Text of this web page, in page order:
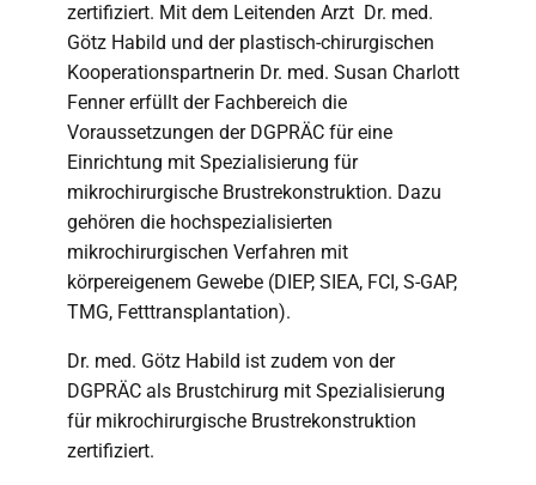
zertifiziert. Mit dem Leitenden Arzt Dr. med.
Götz Habild und der plastisch-chirurgischen
Kooperationspartnerin Dr. med. Susan Charlott
Fenner erfüllt der Fachbereich die
Voraussetzungen der DGPRÄC für eine
Einrichtung mit Spezialisierung für
mikrochirurgische Brustrekonstruktion. Dazu
gehören die hochspezialisierten
mikrochirurgischen Verfahren mit
körpereigenem Gewebe (DIEP, SIEA, FCI, S-GAP,
TMG, Fetttransplantation).
Dr. med. Götz Habild ist zudem von der
DGPRÄC als Brustchirurg mit Spezialisierung
für mikrochirurgische Brustrekonstruktion
zertifiziert.